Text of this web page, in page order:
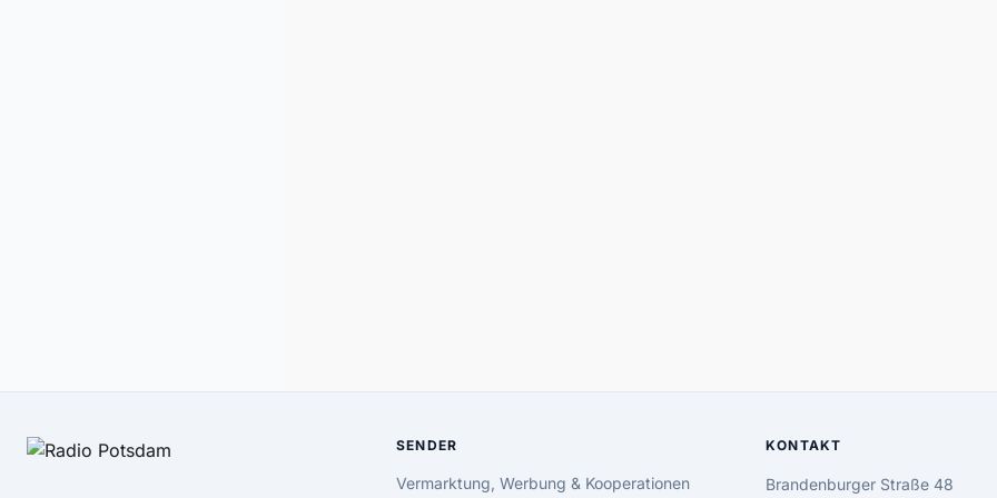
SENDER
Vermarktung, Werbung & Kooperationen
KONTAKT
Brandenburger Straße 48